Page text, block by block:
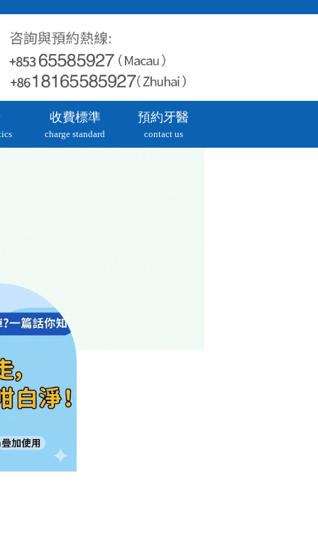
收費標準
charge standard
預約牙醫
contact us